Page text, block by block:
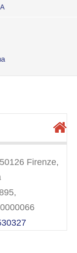
Firenze,